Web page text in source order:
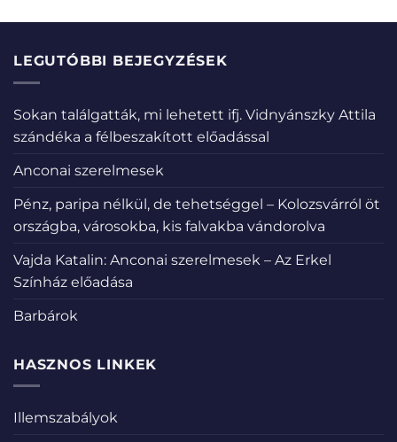
LEGUTÓBBI BEJEGYZÉSEK
Sokan találgatták, mi lehetett ifj. Vidnyánszky Attila
szándéka a félbeszakított előadással
Anconai szerelmesek
Pénz, paripa nélkül, de tehetséggel – Kolozsvárról öt
országba, városokba, kis falvakba vándorolva
Vajda Katalin: Anconai szerelmesek – Az Erkel
Színház előadása
Barbárok
HASZNOS LINKEK
Illemszabályok